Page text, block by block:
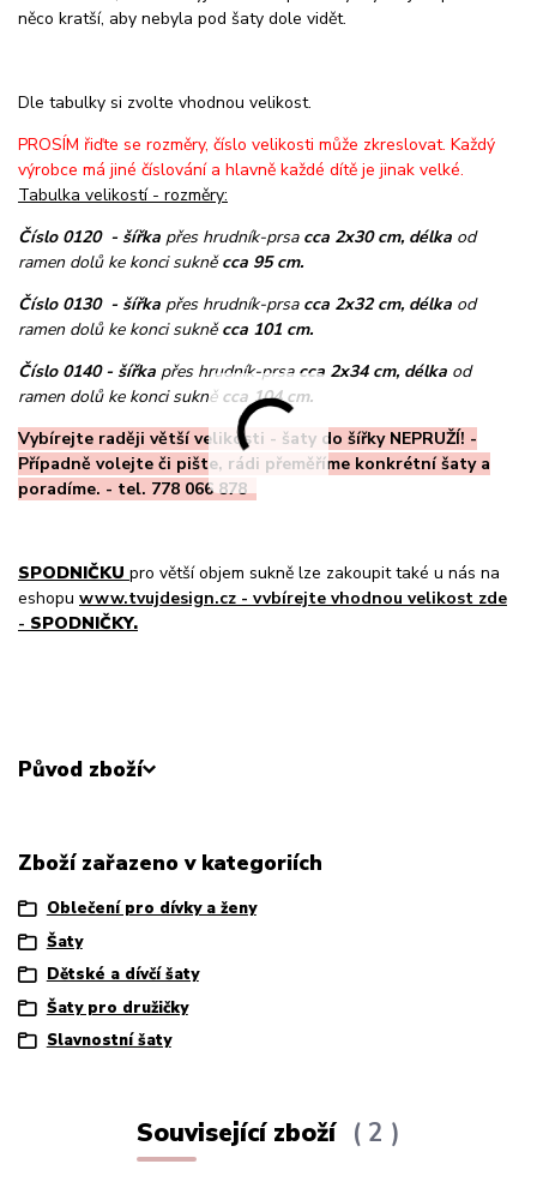
něco kratší, aby nebyla pod šaty dole vidět.
Dle tabulky si zvolte vhodnou velikost.
PROSÍM řiďte se rozměry, číslo velikosti může zkreslovat. Každý
výrobce má jiné číslování a hlavně každé dítě je jinak velké.
Tabulka velikostí - rozměry:
Číslo 0120 - šířka přes hrudník-prsa cca 2x30 cm, délka od
ramen dolů ke konci sukněcca 95 cm.
Číslo 0130 - šířka přes hrudník-prsacca 2x32 cm, délka od
ramen dolů ke konci sukněcca 101 cm.
Číslo 0140 - šířka přes hrudník-prsacca 2x34 cm, délka od
ramen dolů ke konci sukně cca 104 cm.
Vybírejte raději větší velikosti - šaty do šířky NEPRUŽÍ! -
Případně volejte či pište, rádi přeměříme konkrétní šaty a
poradíme. - tel. 778 066 878
SPODNIČKU pro větší objem sukně lze zakoupit také u nás na
eshopu www.tvujdesign.cz - vvbírejte vhodnou velikost zde
- SPODNIČKY.
Původ zboží
Zboží zařazeno v kategoriích
Oblečení pro dívky a ženy
Šaty
Dětské a dívčí šaty
Šaty pro družičky
Slavnostní šaty
Související zboží 2